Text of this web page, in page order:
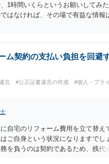
1時間いくらというお願いしてみ
はなければ、その場で有益な情報
ム契約の支払い負担を回避
言 #公正証書遺言の作成 #個人・プラ
自宅のリフォーム費用を立て替え
ご自身という状況になりますでし
を負うのは契約であるため、残代